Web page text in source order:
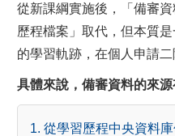
從新課綱實施後，「備審
歷程檔案」取代，但本質
的學習軌跡，在個人申請
具體來說，備審資料的來源
1. 從學習歷程中央資料